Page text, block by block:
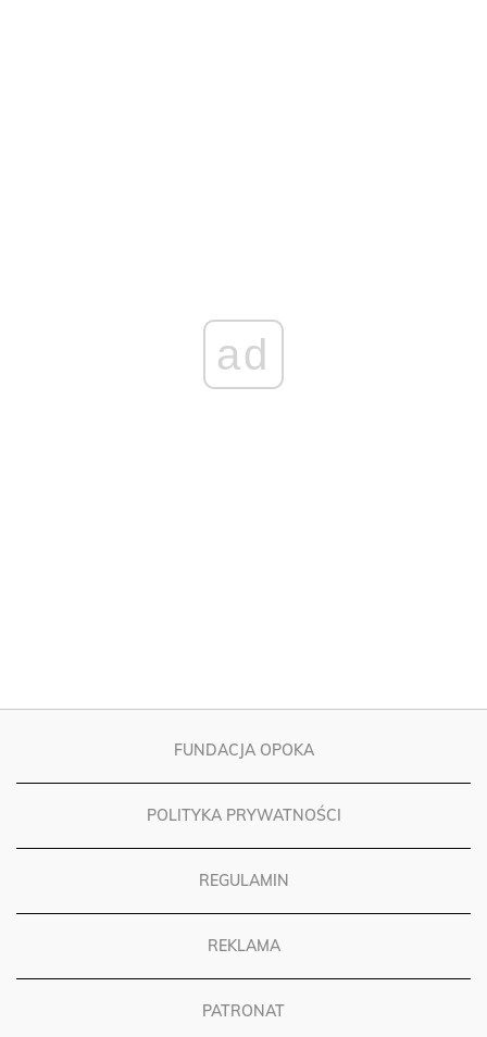
FUNDACJA OPOKA
POLITYKA PRYWATNOŚCI
REGULAMIN
REKLAMA
PATRONAT